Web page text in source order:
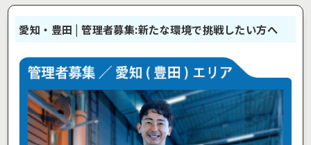
愛知・豊田 | 管理者募集:新たな環境で挑戦したい方へ